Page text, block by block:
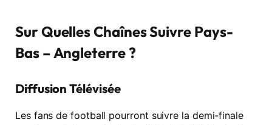
Sur Quelles Chaînes Suivre Pays-
Bas – Angleterre ?
Diffusion Télévisée
Les fans de football pourront suivre la demi-finale